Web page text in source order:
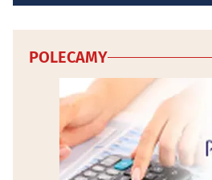
POLECAMY